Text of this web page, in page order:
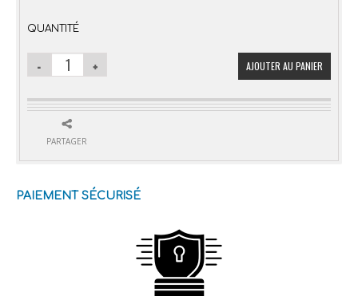
QUANTITÉ
AJOUTER AU PANIER
PARTAGER
PAIEMENT SÉCURISÉ